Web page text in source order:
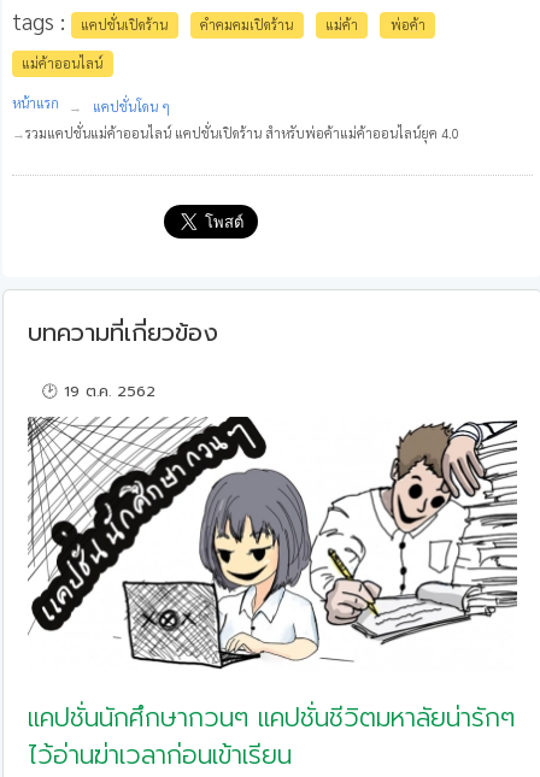
tags : แคปชั่นเปิดร้าน คำคมคมเปิดร้าน แม่ค้า พ่อค้า
แม่ค้าออนไลน์
หน้าแรก
แคปชั่นโดน ๆ
รวมแคปชั่นแม่ค้าออนไลน์ แคปชั่นเปิดร้าน สำหรับพ่อค้าแม่ค้าออนไลน์ยุค 4.0
บทความที่เกี่ยวข้อง
🕑 19 ต.ค. 2562
แคปชั่นนักศึกษากวนๆ แคปชั่นชีวิตมหาลัยน่ารักๆ
ไว้อ่านฆ่าเวลาก่อนเข้าเรียน